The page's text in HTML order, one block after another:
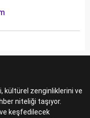
kültürel zenginliklerini ve
niteliği taşıyor.
keşfedilecek